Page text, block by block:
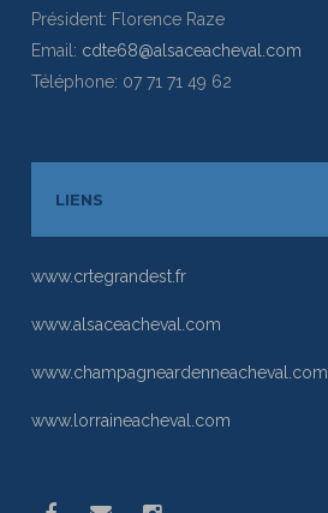
Président: Florence Raze
Email: cdte68@alsaceacheval.com
Téléphone: 07 71 71 49 62
LIENS
www.crtegrandest.fr
www.alsaceacheval.com
www.champagneardenneacheval.com
www.lorraineacheval.com